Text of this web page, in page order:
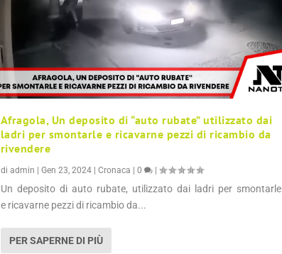
Afragola, Un deposito di “auto rubate” utilizzato dai
ladri per smontarle e ricavarne pezzi di ricambio da
rivendere
di admin Gen 23, 2024| Cronaca 0 |
Un deposito di auto rubate, utilizzato dai ladri per smontarle
e ricavarne pezzi di ricambio da...
PER SAPERNE DI PIÙ